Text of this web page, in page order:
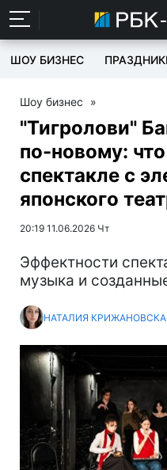
ШОУ БИЗНЕС
Шоу бизнес »
"Тигролови"
по-новому:
спектакле с
японского
20:19 11.06.2026 Чт
Эффектности
музыка и
НАТАЛИЯ